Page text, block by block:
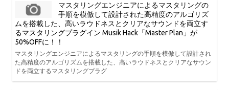
マスタリングエンジニアによるマスタリングの
手順を模倣して設計された高精度のアルゴリズ
ムを搭載した、高いラウドネスとクリアなサウンドを両立す
るマスタリングプラグイン Musik Hack「Master Plan」が
50%OFFに！！
マスタリングエンジニアによるマスタリングの手順を模倣して設計され
た高精度のアルゴリズムを搭載した、高いラウドネスとクリアなサウン
ドを両立するマスタリングプラグ